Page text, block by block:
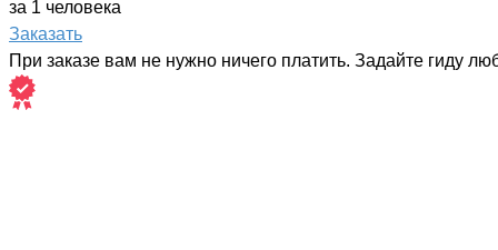
за 1 человека
Заказать
При заказе вам не нужно ничего платить. Задайте гиду